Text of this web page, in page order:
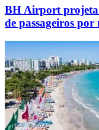
BH Airport projeta
de passageiros por